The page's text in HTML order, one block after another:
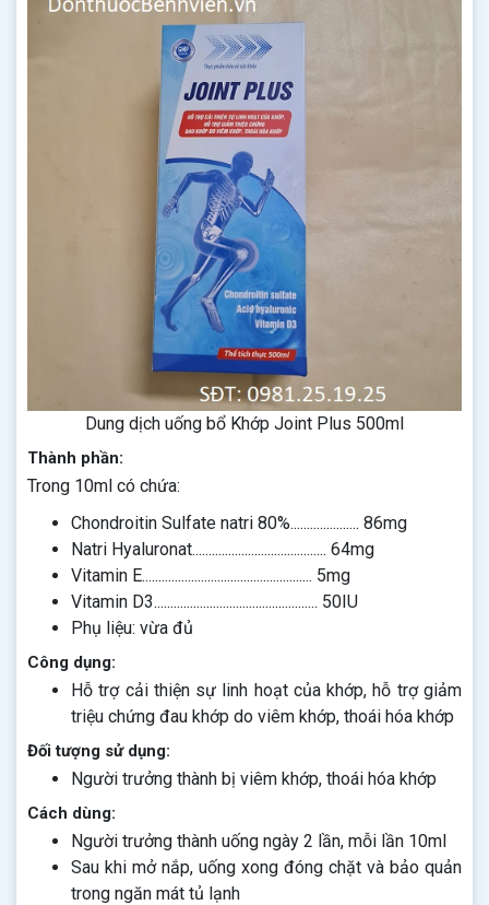
Dung dịch uống bổ Khớp Joint Plus 500ml
Thành phần:
Trong 10ml có chứa:
Chondroitin Sulfate natri 80%..................... 86mg
Natri Hyaluronat......................................... 64mg
Vitamin E.................................................... 5mg
Vitamin D3.................................................. 50IU
Phụ liệu: vừa đủ
Công dụng:
Hỗ trợ cải thiện sự linh hoạt của khớp, hỗ trợ giảm
triệu chứng đau khớp do viêm khớp, thoái hóa khớp
Đối tượng sử dụng:
Người trưởng thành bị viêm khớp, thoái hóa khớp
Cách dùng:
Người trưởng thành uống ngày 2 lần, mỗi lần 10ml
Sau khi mở nắp, uống xong đóng chặt và bảo quản
trong ngăn mát tủ lạnh